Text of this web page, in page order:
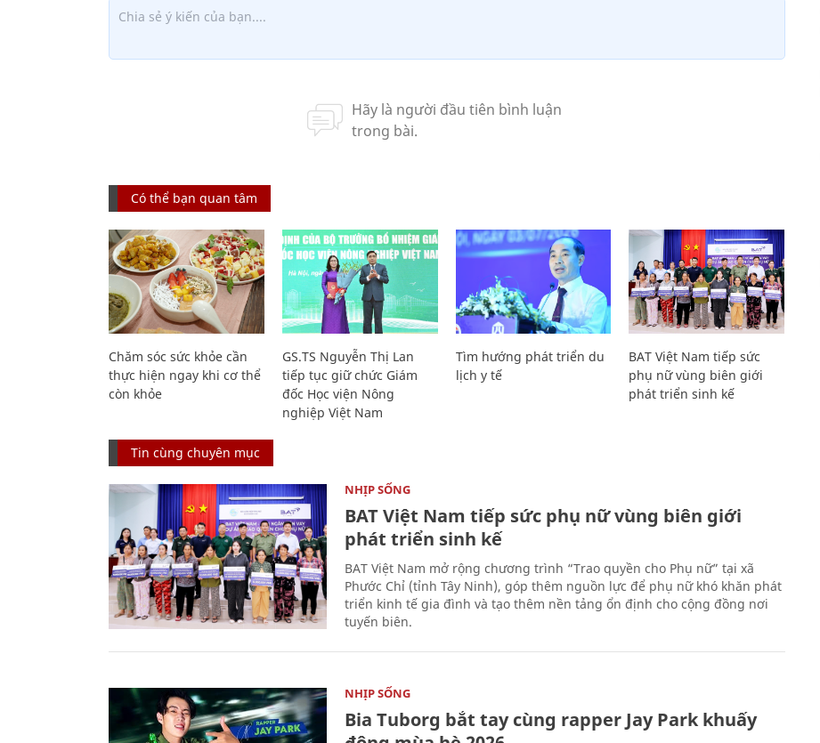
Có thể bạn quan tâm
Chăm sóc sức khỏe cần
thực hiện ngay khi cơ thể
còn khỏe
GS.TS Nguyễn Thị Lan
tiếp tục giữ chức Giám
đốc Học viện Nông
nghiệp Việt Nam
Tìm hướng phát triển du
lịch y tế
BAT Việt Nam tiếp sức
phụ nữ vùng biên giới
phát triển sinh kế
Tin cùng chuyên mục
NHỊP SỐNG
BAT Việt Nam tiếp sức phụ nữ vùng biên giới
phát triển sinh kế
BAT Việt Nam mở rộng chương trình “Trao quyền cho Phụ nữ” tại xã
Phước Chỉ (tỉnh Tây Ninh), góp thêm nguồn lực để phụ nữ khó khăn phát
triển kinh tế gia đình và tạo thêm nền tảng ổn định cho cộng đồng nơi
tuyến biên.
NHỊP SỐNG
Bia Tuborg bắt tay cùng rapper Jay Park khuấy